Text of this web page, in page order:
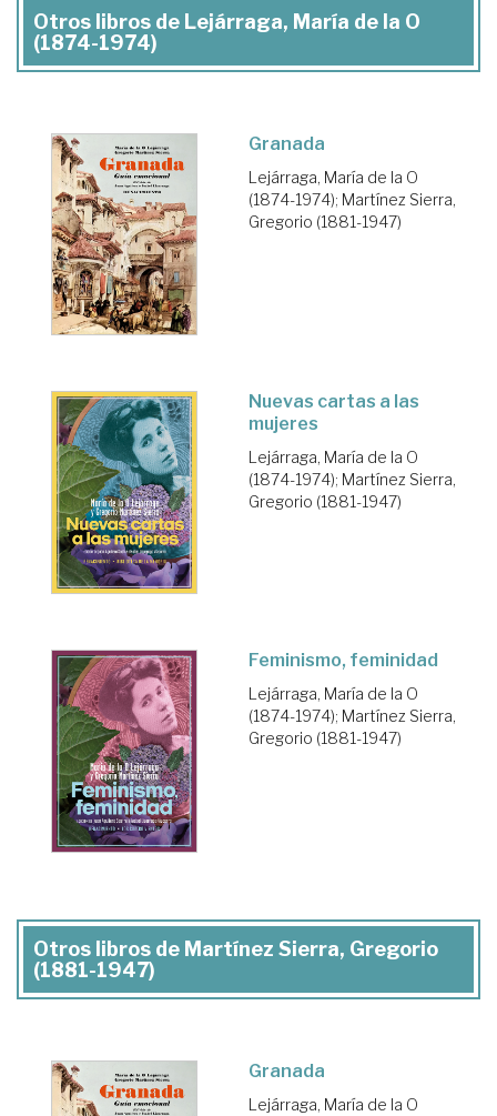
Otros libros de Lejárraga, María de la O
(1874-1974)
Granada
Lejárraga, María de la O
(1874-1974); Martínez Sierra,
Gregorio (1881-1947)
Nuevas cartas a las
mujeres
Lejárraga, María de la O
(1874-1974); Martínez Sierra,
Gregorio (1881-1947)
Feminismo, feminidad
Lejárraga, María de la O
(1874-1974); Martínez Sierra,
Gregorio (1881-1947)
Otros libros de Martínez Sierra, Gregorio
(1881-1947)
Granada
Lejárraga, María de la O